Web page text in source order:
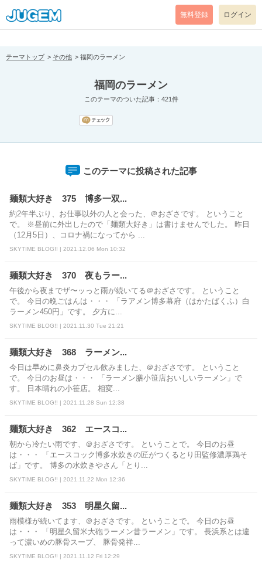
[pear_error: message="Success" code=0 mode=return level=notice
prefix="" info=""]
無料登録 ログイン
テーマトップ その他 福岡のラーメン
福岡のラーメン
このテーマのついた記事：421件
このテーマに投稿された記事
麺類大好き 375 博多一双...
約2年半ぶり、お仕事以外の人と会った、＠おざさです。 ということ
で。 ※昼前に外出したので「麺類大好き」は書けませんでした。 昨日
（12月5日）、コロナ禍になってから ...
SKYTIME BLOG!! | 2021.12.06 Mon 10:32
麺類大好き 370 夜もラー...
午後から夜までザ〜ッっと雨が続いてる＠おざさです。 ということ
で。 今日の晩ごはんは・・・ 「ラアメン博多幕府（はかたばくふ）白
ラーメン450円」です。 夕方に...
SKYTIME BLOG!! | 2021.11.30 Tue 21:21
麺類大好き 368 ラーメン...
今日は早めに鼻炎カプセル飲みました、＠おざさです。 ということ
で。 今日のお昼は・・・ 「ラーメン膳小笹店おいしいラーメン」で
す。 日本晴れの小笹店。 相変...
SKYTIME BLOG!! | 2021.11.28 Sun 12:38
麺類大好き 362 エースコ...
朝から冷たい雨です、＠おざさです。 ということで。 今日のお昼
は・・・ 「エースコック博多水炊きの匠がつくるとり田監修濃厚鶏そ
ば」です。 博多の水炊きやさん「とり...
SKYTIME BLOG!! | 2021.11.22 Mon 12:36
麺類大好き 353 明星久留...
雨模様が続いてます、＠おざさです。 ということで。 今日のお昼
は・・・ 「明星久留米大砲ラーメン昔ラーメン」です。 長浜系とは違
って濃いめの豚骨スープ、 豚骨発祥...
SKYTIME BLOG!! | 2021.11.12 Fri 12:29